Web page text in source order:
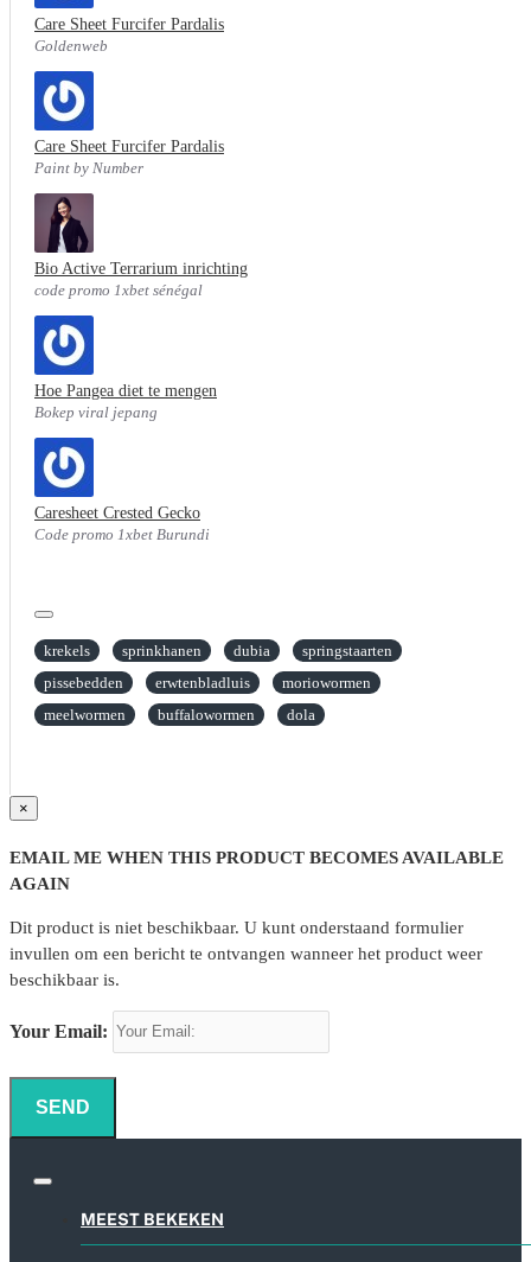
Care Sheet Furcifer Pardalis
Goldenweb
Care Sheet Furcifer Pardalis
Paint by Number
Bio Active Terrarium inrichting
code promo 1xbet sénégal
Hoe Pangea diet te mengen
Bokep viral jepang
Caresheet Crested Gecko
Code promo 1xbet Burundi
krekels sprinkhanen dubia
springstaarten
pissebedden
erwtenbladluis
moriowormen
meelwormen
buffalowormen dola
×
EMAIL ME WHEN THIS PRODUCT BECOMES AVAILABLE
AGAIN
Dit product is niet beschikbaar. U kunt onderstaand formulier
invullen om een bericht te ontvangen wanneer het product weer
beschikbaar is.
Your Email:
SEND
MEEST BEKEKEN